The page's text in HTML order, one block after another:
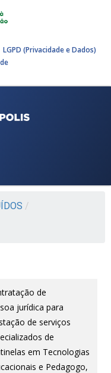
LGPD (Privacidade e Dados)
/
de
jurídica para
de serviços
de
em Tecnologias
e Pedagogo,